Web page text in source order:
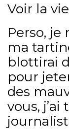
Voir la
Perso,
ma
blottirai
pour
des
vous,